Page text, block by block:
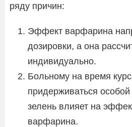
ряду причин:
Эффект варфарина
дозировки, а она
индивидуально.
Больному на время
придерживаться
зелень влияет на
варфарина.